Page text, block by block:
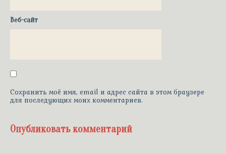
Веб-сайт
Сохранить моё имя, email и адрес сайта в этом браузере
для последующих моих комментариев.